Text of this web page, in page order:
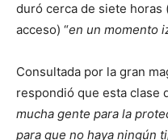
duró cerca de siete horas
acceso) “en un momento
Consultada por la gran
respondió que esta clase
mucha gente para la
para que no haya ningún